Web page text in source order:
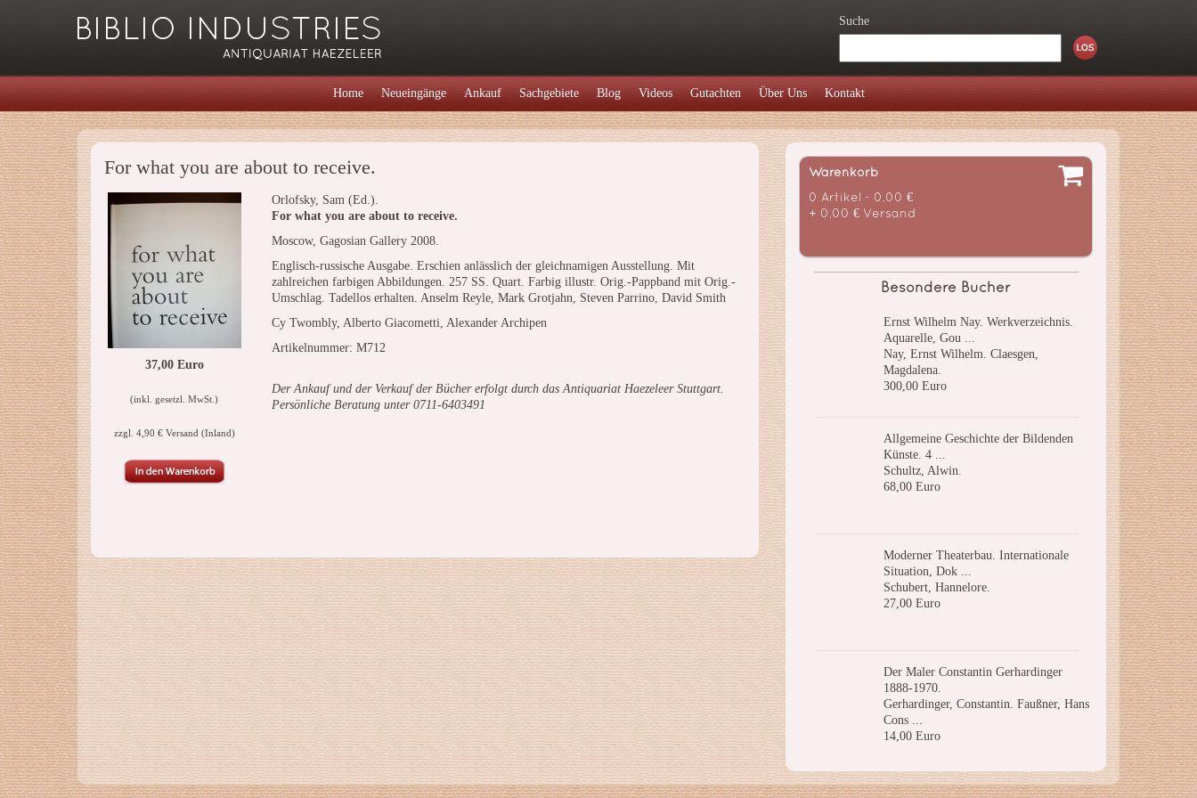
Suche
Home Neueingänge Ankauf Sachgebiete Blog Videos Gutachten Über Uns Kontakt
For what you are about to receive.
37,00 Euro
(inkl. gesetzl. MwSt.)
zzgl. 4,90 € Versand (Inland)
Orlofsky, Sam (Ed.).
For what you are about to receive.
Moscow, Gagosian Gallery 2008.
Englisch-russische Ausgabe. Erschien anlässlich der gleichnamigen Ausstellung. Mit
zahlreichen farbigen Abbildungen. 257 SS. Quart. Farbig illustr. Orig.-Pappband mit Orig.-
Umschlag. Tadellos erhalten. Anselm Reyle, Mark Grotjahn, Steven Parrino, David Smith
Cy Twombly, Alberto Giacometti, Alexander Archipen
Artikelnummer: M712
Der Ankauf und der Verkauf der Bücher erfolgt durch das Antiquariat Haezeleer Stuttgart.
Persönliche Beratung unter 0711-6403491
Warenkorb
0 Artikel - 0,00 €
+ 0,00 € Versand
Besondere Bücher
Ernst Wilhelm Nay. Werkverzeichnis.
Aquarelle, Gou ...
Nay, Ernst Wilhelm. Claesgen,
Magdalena.
300,00 Euro
Allgemeine Geschichte der Bildenden
Künste. 4 ...
Schultz, Alwin.
68,00 Euro
Moderner Theaterbau. Internationale
Situation, Dok ...
Schubert, Hannelore.
27,00 Euro
Der Maler Constantin Gerhardinger
1888-1970.
Gerhardinger, Constantin. Faußner, Hans
Cons ...
14,00 Euro